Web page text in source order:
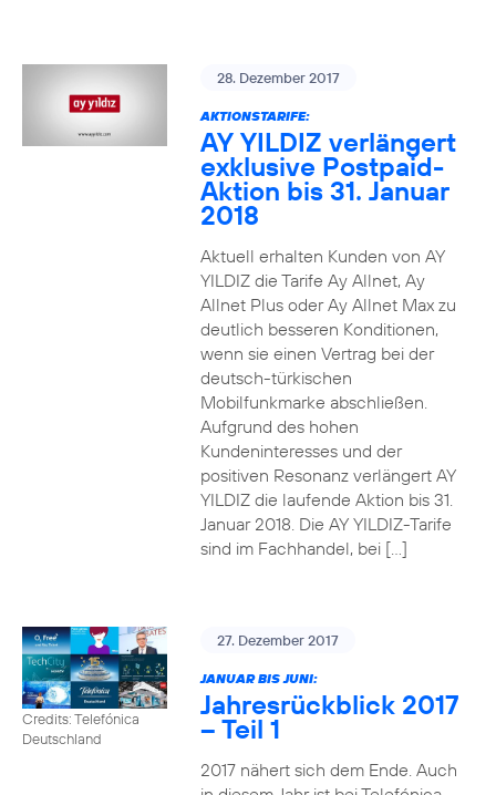
28. Dezember 2017
AKTIONSTARIFE:
AY YILDIZ verlängert
exklusive Postpaid-
Aktion bis 31. Januar
2018
Aktuell erhalten Kunden von AY
YILDIZ die Tarife Ay Allnet, Ay
Allnet Plus oder Ay Allnet Max zu
deutlich besseren Konditionen,
wenn sie einen Vertrag bei der
deutsch-türkischen
Mobilfunkmarke abschließen.
Aufgrund des hohen
Kundeninteresses und der
positiven Resonanz verlängert AY
YILDIZ die laufende Aktion bis 31.
Januar 2018. Die AY YILDIZ-Tarife
sind im Fachhandel, bei […]
Credits: Telefónica
Deutschland
27. Dezember 2017
JANUAR BIS JUNI:
Jahresrückblick 2017
– Teil 1
2017 nähert sich dem Ende. Auch